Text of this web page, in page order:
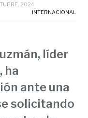
2024
INTERNACIONAL
líder
ha
ante una
solicitando